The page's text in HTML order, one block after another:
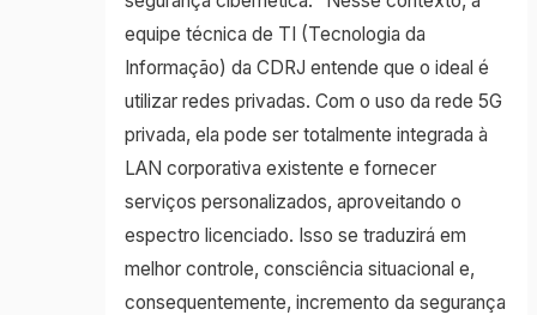
equipe técnica de TI (Tecnologia da
Informação) da CDRJ entende que o ideal é
utilizar redes privadas. Com o uso da rede 5G
privada, ela pode ser totalmente integrada à
LAN corporativa existente e fornecer
serviços personalizados, aproveitando o
espectro licenciado. Isso se traduzirá em
melhor controle, consciência situacional e,
consequentemente, incremento da segurança